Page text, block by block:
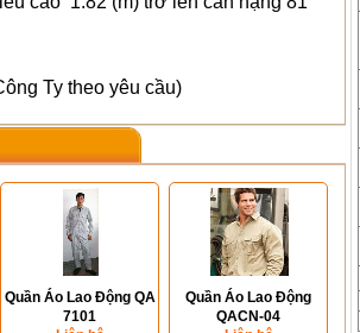
Ty theo yêu cầu)
Quần Áo Lao Động QA
7101
Quần Áo Lao Động
QACN-04